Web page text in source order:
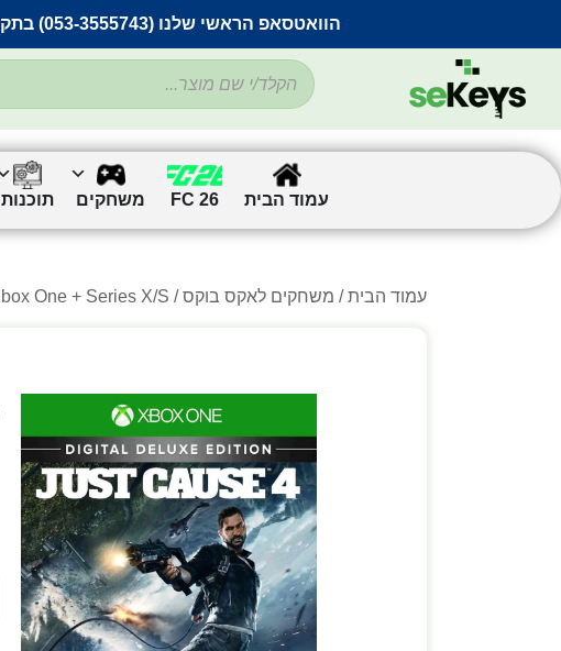
הוואטסאפ הראשי שלנו (053-3555743) בתקלה זמנית
עמוד הבית FC 26 משחקים תוכנות
עמוד הבית/ משחקים לאקס בוקס/ Just Cause 4 – Xbox One + Series X/S